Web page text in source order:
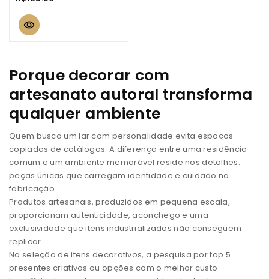
5
Porque decorar com
artesanato autoral transforma
qualquer ambiente
Quem busca um lar com personalidade evita espaços
copiados de catálogos. A diferença entre uma residência
comum e um ambiente memorável reside nos detalhes:
peças únicas que carregam identidade e cuidado na
fabricação.
Produtos artesanais, produzidos em pequena escala,
proporcionam autenticidade, aconchego e uma
exclusividade que itens industrializados não conseguem
replicar.
Na seleção de itens decorativos, a pesquisa por top 5
presentes criativos ou opções com o melhor custo-